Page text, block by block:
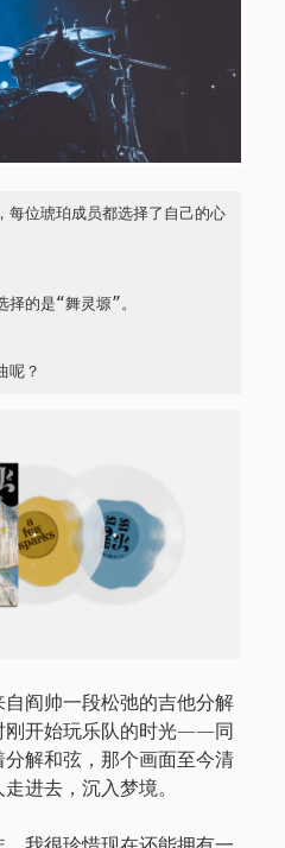
每位琥珀成员都选择了自己的心
的是“舞灵塬”。
呢？
阎帅一段松弛的吉他分解
刚开始玩乐队的时光——同
解和弦，那个画面至今清
进去，沉入梦境。